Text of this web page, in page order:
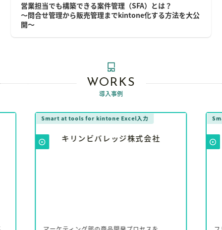
営業担当でも構築できる案件管理（SFA）とは？
～問合せ管理から販売管理までkintone化する方法を大公
開～
WORKS
導入事例
Smart at tools for kintone Excel入力
キリンビバレッジ株式会社